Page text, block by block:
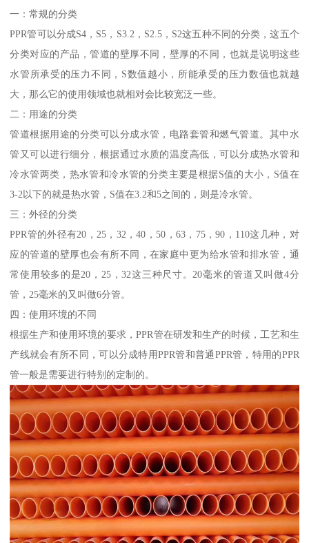
一：常规的分类
PPR管可以分成S4，S5，S3.2，S2.5，S2这五种不同的分类，这五个
分类对应的产品，管道的壁厚不同，壁厚的不同，也就是说明这些
水管所承受的压力不同，S数值越小，所能承受的压力数值也就越
大，那么它的使用领域也就相对会比较宽泛一些。
二：用途的分类
管道根据用途的分类可以分成水管，电路套管和燃气管道。其中水
管又可以进行细分，根据通过水质的温度高低，可以分成热水管和
冷水管两类，热水管和冷水管的分类主要是根据S值的大小，S值在
3-2以下的就是热水管，S值在3.2和5之间的，则是冷水管。
三：外径的分类
PPR管的外径有20，25，32，40，50，63，75，90，110这几种，对
应的管道的壁厚也会有所不同，在家庭中更为给水管和排水管，通
常使用较多的是20，25，32这三种尺寸。20毫米的管道又叫做4分
管，25毫米的又叫做6分管。
四：使用环境的不同
根据生产和使用环境的要求，PPR管在研发和生产的时候，工艺和生
产线就会有所不同，可以分成特用PPR管和普通PPR管，特用的PPR
管一般是需要进行特别的定制的。